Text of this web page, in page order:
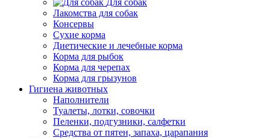
Для собак
Лакомства для собак
Консервы
Сухие корма
Диетические и лечебные корма
Корма для рыбок
Корма для черепах
Корма для грызунов
Гигиена животных
Наполнители
Туалеты, лотки, совочки
Пеленки, подгузники, салфетки
Средства от пятен, запаха, царапания